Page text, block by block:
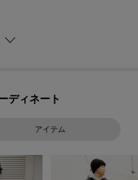
ガにてお知らせいたします
アイテム